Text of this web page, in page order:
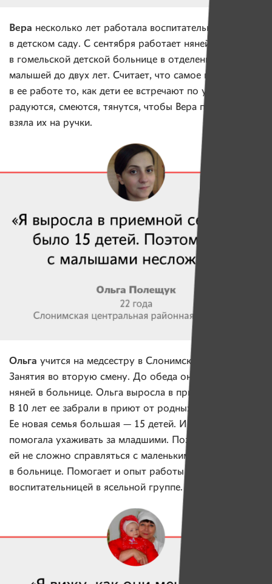
Вера несколько лет работала воспитательницей
в детском саду. С сентября работает няней
в гомельской детской больнице в отделении для
малышей до двух лет. Считает, что самое приятное
в ее работе то, как дети ее встречают по утрам:
радуются, смеются, тянутся, чтобы Вера поскорей
взяла их на ручки.
Ольга учится на медсестру в Слонимском колледже.
Занятия во вторую смену. До обеда она работает
няней в больнице. Ольга выросла в приемной семье.
В 10 лет ее забрали в приют от родных родителей.
Ее новая семья большая — 15 детей. И Ольга всегда
помогала ухаживать за младшими. Поэтому сейчас
ей не сложно справляться с маленькими детьми
в больнице. Помогает и опыт работы
воспитательницей в ясельной группе.